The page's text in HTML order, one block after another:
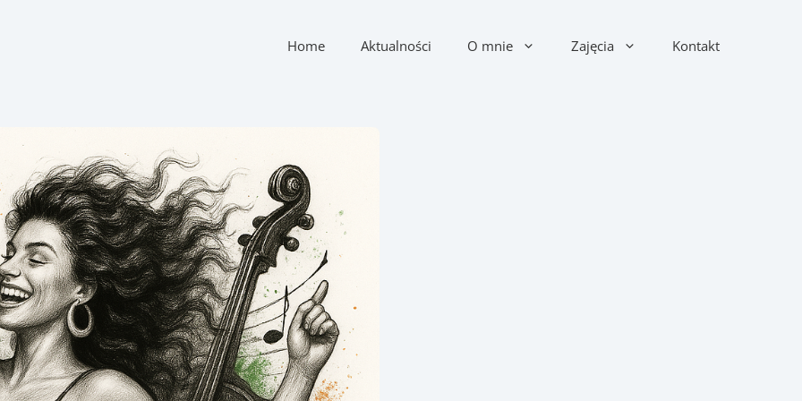
Home Aktualności O mnie Zajęcia Kontakt